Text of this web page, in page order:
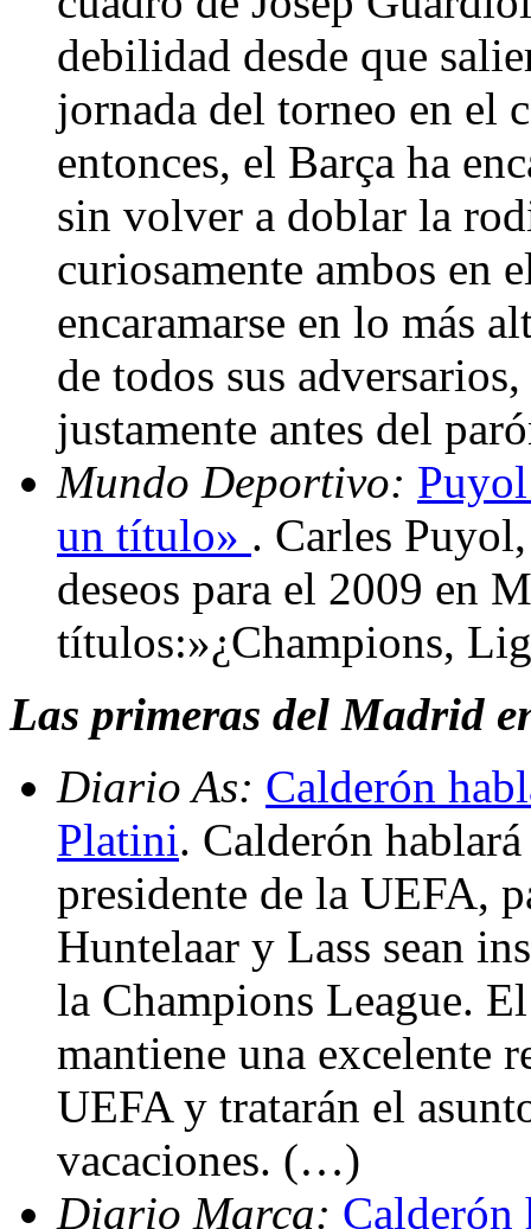
debilidad desde que
jornada del torneo en el
entonces, el Barça ha
sin volver a doblar la
curiosamente ambos en
encaramarse en lo más
de todos sus
justamente antes del
Mundo Deportivo:
un título» . Carles
deseos para el 2009 en
títulos:»¿Champions,
Las primeras del Madrid
Diario As: Calderón
Platini. Calderón
presidente de la UEFA,
Huntelaar y Lass sean
la Champions League.
mantiene una excelente
UEFA y tratarán el
vacaciones. (…)
Diario Marca: Calderón